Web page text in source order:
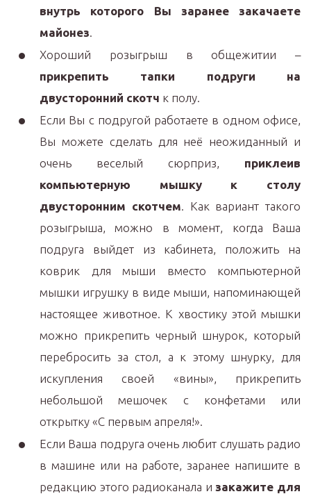
внутрь которого Вы заранее закачаете
майонез.
Хороший розыгрыш в общежитии –
прикрепить тапки подруги на
двусторонний скотч к полу.
Если Вы с подругой работаете в одном офисе,
Вы можете сделать для неё неожиданный и
очень веселый сюрприз, приклеив
компьютерную мышку к столу
двусторонним скотчем. Как вариант такого
розыгрыша, можно в момент, когда Ваша
подруга выйдет из кабинета, положить на
коврик для мыши вместо компьютерной
мышки игрушку в виде мыши, напоминающей
настоящее животное. К хвостику этой мышки
можно прикрепить черный шнурок, который
перебросить за стол, а к этому шнурку, для
искупления своей «вины», прикрепить
небольшой мешочек с конфетами или
открытку «С первым апреля!».
Если Ваша подруга очень любит слушать радио
в машине или на работе, заранее напишите в
редакцию этого радиоканала изакажите для